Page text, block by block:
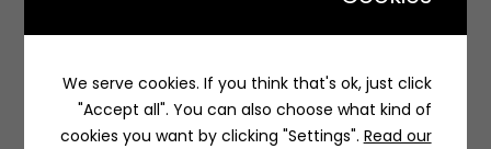
Lqmh & Karak | لقمة و كرك
بجور مستشفى الملك فهد، الشارع الثاني والعشرون،, العقربية، الخبر
05614، السعودية
We serve cookies. If you think that's ok, just click
"Accept all". You can also choose what kind of
cookies you want by clicking "Settings". Read our